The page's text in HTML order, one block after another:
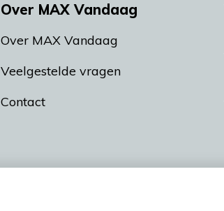
Over MAX Vandaag
Over MAX Vandaag
Veelgestelde vragen
Contact